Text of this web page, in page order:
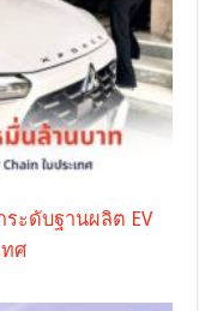
ะดับฐานผลิต EV
ทศ